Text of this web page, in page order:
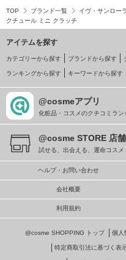
TOP ブランド一覧 イヴ・サンロー
クチュール ミニ クラッチ
アイテムを探す
カテゴリーから探す ブランドから探す
ランキングから探す キーワードから探す
@cosmeアプリ
化粧品・コスメのクチコミラ
@cosme STORE 店
試せる、出会える、運命コスメ
ヘルプ・お問い合わせ
会社概要
利用規約
@cosme SHOPPING トップ 個人
特定商取引法に基づく表